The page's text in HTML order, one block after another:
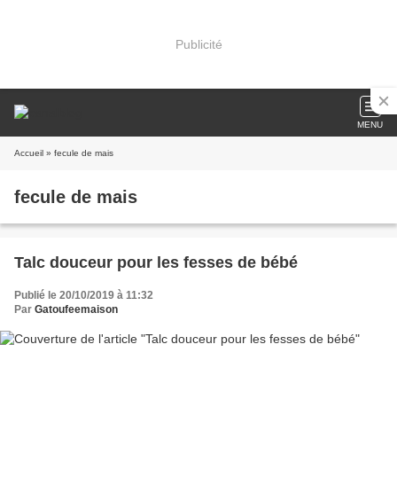
Publicité
MENU
Accueil » fecule de mais
fecule de mais
Talc douceur pour les fesses de bébé
Publié le 20/10/2019 à 11:32
Par Gatoufeemaison